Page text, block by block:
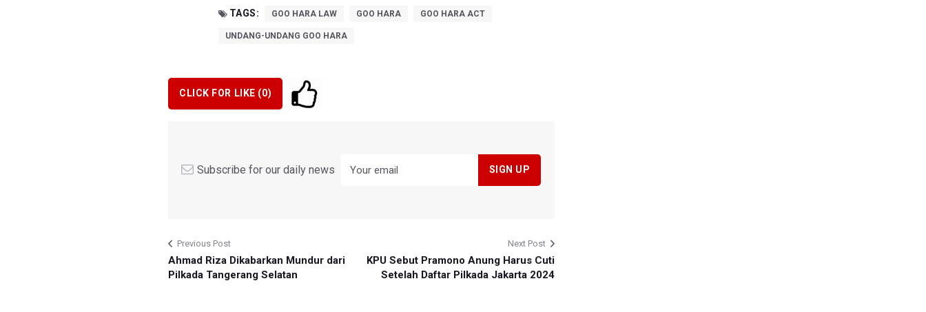
TAGS: GOO HARA LAW GOO HARA GOO HARA ACT
UNDANG-UNDANG GOO HARA
CLICK FOR LIKE (0)
Subscribe for our daily news
Previous Post
Ahmad Riza Dikabarkan Mundur dari
Pilkada Tangerang Selatan
Next Post
KPU Sebut Pramono Anung Harus Cuti
Setelah Daftar Pilkada Jakarta 2024